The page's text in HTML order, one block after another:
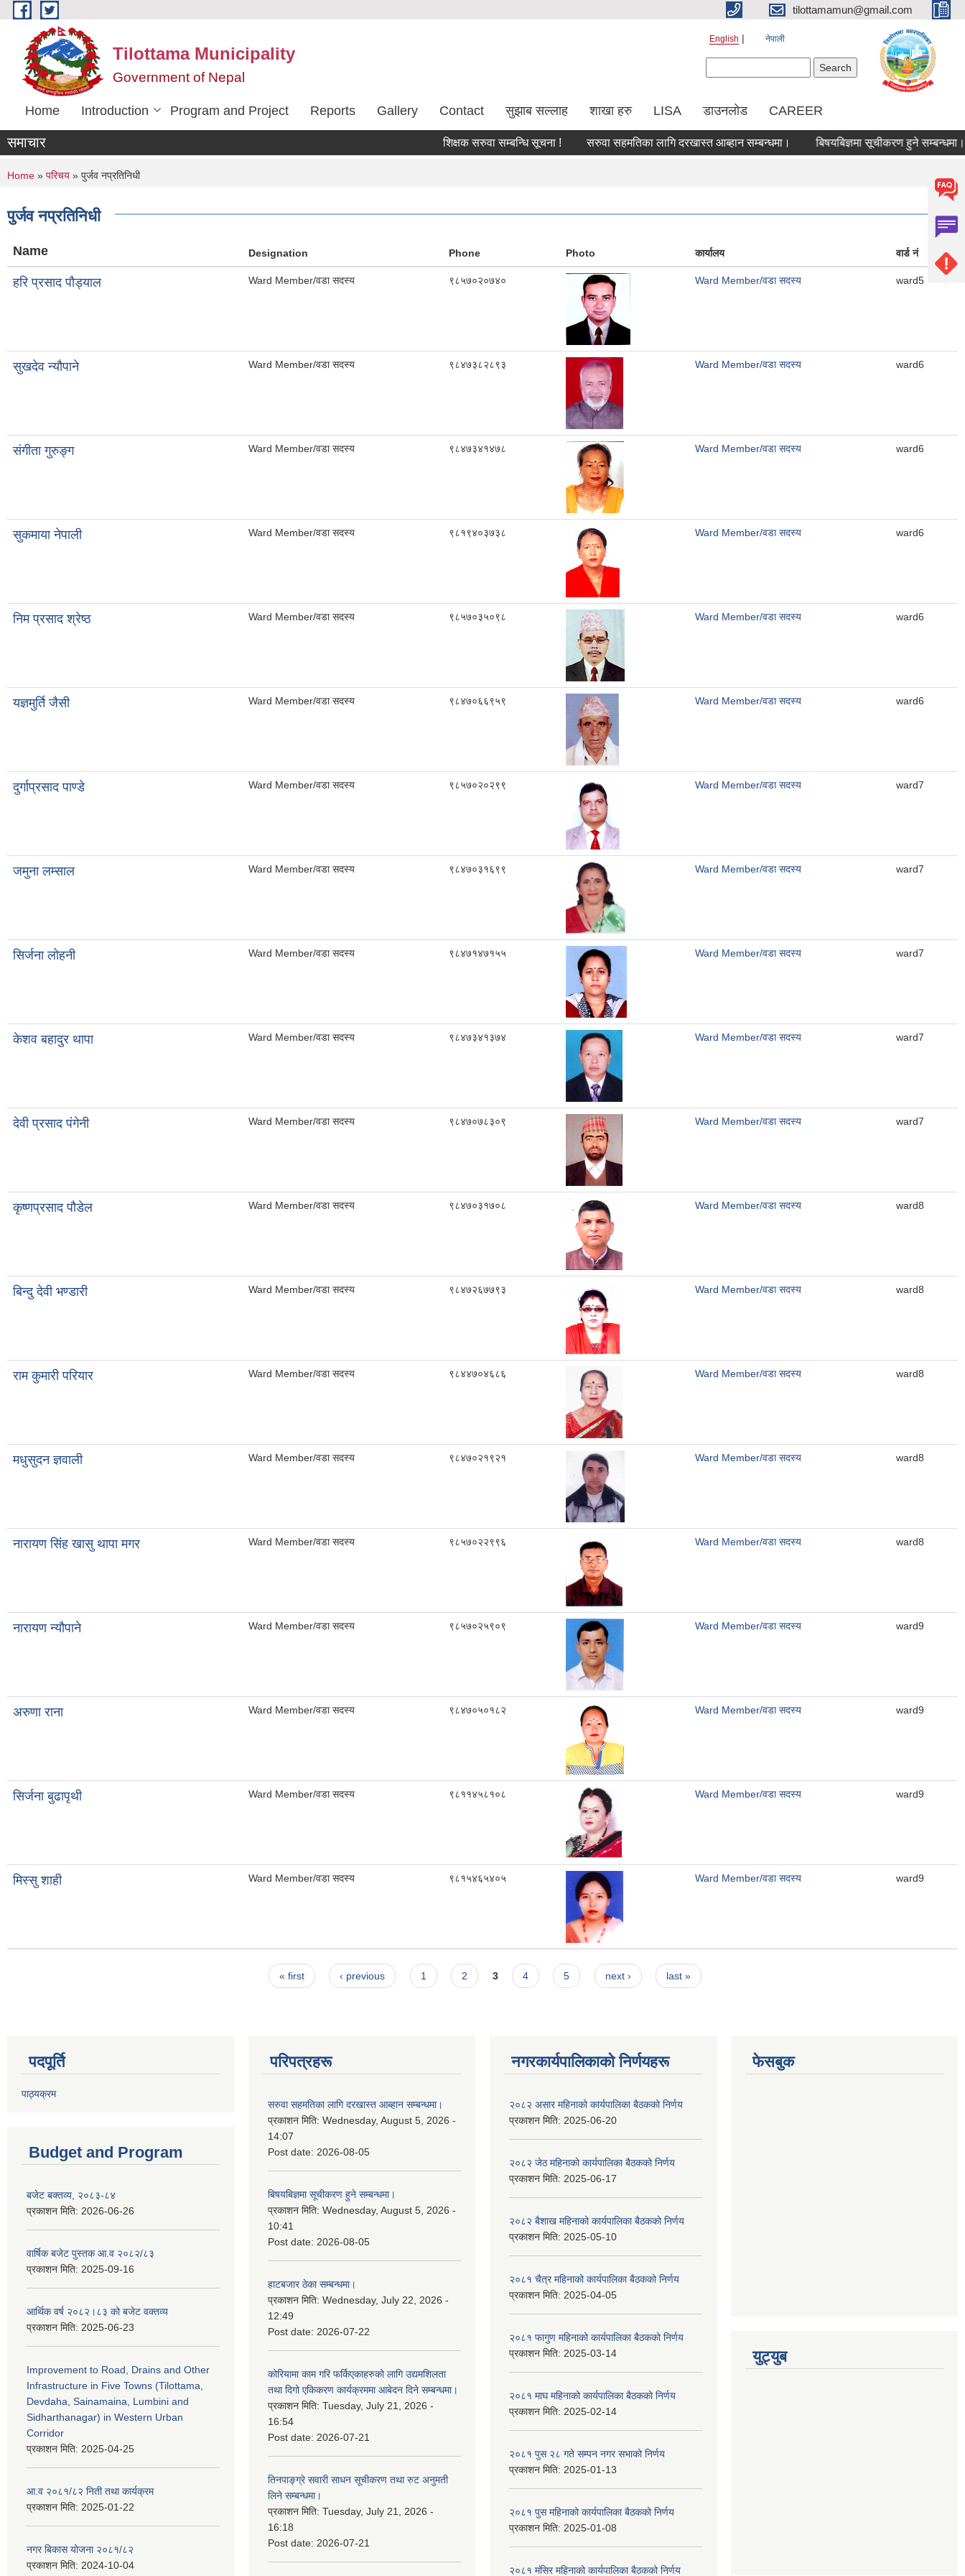
Skip to main content tilottamamun@gmail.com
Tilottama Municipality
Government of Nepal
English नेपाली
Home Introduction Program and Project Reports Gallery Contact सुझाब सल्लाह शाखा हरु LISA डाउनलोड CAREER
समाचार शिक्षक सरुवा सम्बन्धि सूचना ! सरुवा सहमतिका लागि दरखास्त आब्हान सम्बन्धमा। बिषयबिज्ञमा सूचीकरण हुने सम्बन्धमा।
You are here
Home » परिचय » पुर्जव नप्रतिनिधी
पुर्जव नप्रतिनिधी
Name Designation Phone Photo कार्यालय वार्ड नं
हरि प्रसाद पौड्याल Ward Member/वडा सदस्य ९८५७०२०७४० Ward Member/वडा सदस्य ward5
सुखदेव न्यौपाने Ward Member/वडा सदस्य ९८४७३८२८९३ Ward Member/वडा सदस्य ward6
संगीता गुरुङ्ग Ward Member/वडा सदस्य ९८४७३४१४७८ Ward Member/वडा सदस्य ward6
सुकमाया नेपाली Ward Member/वडा सदस्य ९८१९४०३७३८ Ward Member/वडा सदस्य ward6
निम प्रसाद श्रेष्ठ Ward Member/वडा सदस्य ९८५७०३५०९८ Ward Member/वडा सदस्य ward6
यज्ञमुर्ति जैसी Ward Member/वडा सदस्य ९८४७०६६९५९ Ward Member/वडा सदस्य ward6
दुर्गाप्रसाद पाण्डे Ward Member/वडा सदस्य ९८५७०२०२९९ Ward Member/वडा सदस्य ward7
जमुना लम्साल Ward Member/वडा सदस्य ९८४७०३१६९९ Ward Member/वडा सदस्य ward7
सिर्जना लोहनी Ward Member/वडा सदस्य ९८४७१४७१५५ Ward Member/वडा सदस्य ward7
केशव बहादुर थापा Ward Member/वडा सदस्य ९८४७३४१३७४ Ward Member/वडा सदस्य ward7
देवी प्रसाद पंगेनी Ward Member/वडा सदस्य ९८४७०७८३०९ Ward Member/वडा सदस्य ward7
कृष्णप्रसाद पौडेल Ward Member/वडा सदस्य ९८४७०३१७०८ Ward Member/वडा सदस्य ward8
बिन्दु देवी भण्डारी Ward Member/वडा सदस्य ९८४७२६७७९३ Ward Member/वडा सदस्य ward8
राम कुमारी परियार Ward Member/वडा सदस्य ९८४४७०४६८६ Ward Member/वडा सदस्य ward8
मधुसुदन ज्ञवाली Ward Member/वडा सदस्य ९८४७०२१९२१ Ward Member/वडा सदस्य ward8
नारायण सिंह खासु थापा मगर Ward Member/वडा सदस्य ९८५७०२२९९६ Ward Member/वडा सदस्य ward8
नारायण न्यौपाने Ward Member/वडा सदस्य ९८५७०२५९०९ Ward Member/वडा सदस्य ward9
अरुणा राना Ward Member/वडा सदस्य ९८४७०५०१८२ Ward Member/वडा सदस्य ward9
सिर्जना बुढापृथी Ward Member/वडा सदस्य ९८११४५८१०८ Ward Member/वडा सदस्य ward9
मिस्सु शाही Ward Member/वडा सदस्य ९८१५४६५४०५ Ward Member/वडा सदस्य ward9
« first ‹ previous 1 2 3 4 5 next › last »
पदपूर्ति
पाठ्यक्रम
Budget and Program
बजेट बक्तव्य, २०८३-८४
प्रकाशन मिति: 2026-06-26
वार्षिक बजेट पुस्तक आ.व २०८२/८३
प्रकाशन मिति: 2025-09-16
आर्थिक वर्ष २०८२।८३ को बजेट वक्तव्य
प्रकाशन मिति: 2025-06-23
Improvement to Road, Drains and Other
Infrastructure in Five Towns (Tilottama,
Devdaha, Sainamaina, Lumbini and
Sidharthanagar) in Western Urban
Corridor
प्रकाशन मिति: 2025-04-25
आ.व २०८१/८२ निती तथा कार्यक्रम
प्रकाशन मिति: 2025-01-22
नगर बिकास योजना २०८१/८२
प्रकाशन मिति: 2024-10-04
परिपत्रहरू
सरुवा सहमतिका लागि दरखास्त आब्हान सम्बन्धमा।
प्रकाशन मिति: Wednesday, August 5, 2026 -
14:07
Post date: 2026-08-05
बिषयबिज्ञमा सूचीकरण हुने सम्बन्धमा।
प्रकाशन मिति: Wednesday, August 5, 2026 -
10:41
Post date: 2026-08-05
हाटबजार ठेका सम्बन्धमा।
प्रकाशन मिति: Wednesday, July 22, 2026 -
12:49
Post date: 2026-07-22
कोरियामा काम गरि फर्किएकाहरुको लागि उद्यमशिलता
तथा दिगो एकिकरण कार्यक्रममा आबेदन दिने सम्बन्धमा।
प्रकाशन मिति: Tuesday, July 21, 2026 -
16:54
Post date: 2026-07-21
तिनपाङ्ग्रे सवारी साधन सूचीकरण तथा रुट अनुमती
लिने सम्बन्धमा।
प्रकाशन मिति: Tuesday, July 21, 2026 -
16:18
Post date: 2026-07-21
नगरकार्यपालिकाकाे निर्णयहरू
२०८२ असार महिनाको कार्यपालिका बैठकको निर्णय
प्रकाशन मिति: 2025-06-20
२०८२ जेठ महिनाको कार्यपालिका बैठकको निर्णय
प्रकाशन मिति: 2025-06-17
२०८२ बैशाख महिनाको कार्यपालिका बैठकको निर्णय
प्रकाशन मिति: 2025-05-10
२०८१ चैत्र महिनाको कार्यपालिका बैठकको निर्णय
प्रकाशन मिति: 2025-04-05
२०८१ फागुण महिनाको कार्यपालिका बैठकको निर्णय
प्रकाशन मिति: 2025-03-14
२०८१ माघ महिनाको कार्यपालिका बैठकको निर्णय
प्रकाशन मिति: 2025-02-14
२०८१ पुस २८ गते सम्प‍न नगर सभाको निर्णय
प्रकाशन मिति: 2025-01-13
२०८१ पुस महिनाको कार्यपालिका बैठकको निर्णय
प्रकाशन मिति: 2025-01-08
२०८१ मंसिर महिनाको कार्यपालिका बैठकको निर्णय
फेसबुक
युट्युब